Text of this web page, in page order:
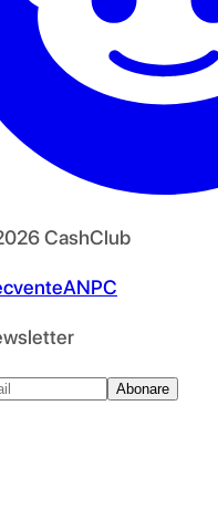
CashClub
ANPC
Abonare